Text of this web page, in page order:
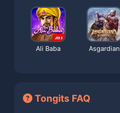
Ali Baba Asgardian
Tongits FAQ